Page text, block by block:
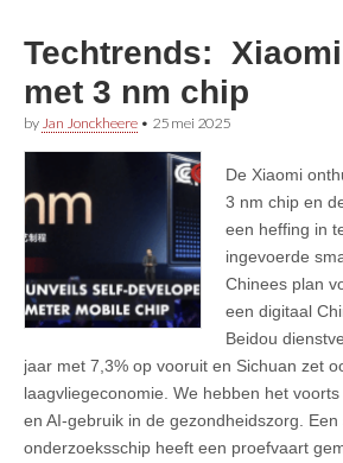
Techtrends:
met 3 nm chip
by Jan Jonckheere • 25 mei 2025
De Xiaomi
3 nm chip en
een heffing in
ingevoerde
Chinees plan
een digitaal
Beidou
jaar met 7,3% op vooruit en Sichuan zet
laagvliegeconomie. We hebben het
en AI-gebruik in de gezondheidszorg. Een
onderzoeksschip heeft een proefvaart